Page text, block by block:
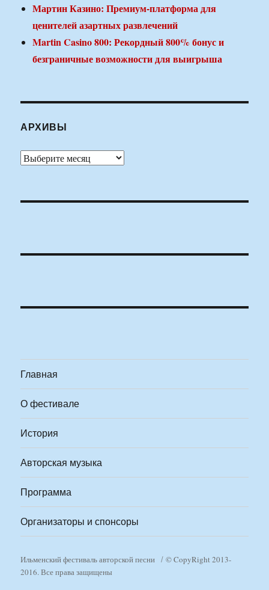
Мартин Казино: Премиум-платформа для
ценителей азартных развлечений
Martin Casino 800: Рекордный 800% бонус и
безграничные возможности для выигрыша
АРХИВЫ
Архивы
Главная
О фестивале
История
Авторская музыка
Программа
Организаторы и спонсоры
Ильменский фестиваль авторской песни
© CopyRight 2013-
2016. Все права защищены